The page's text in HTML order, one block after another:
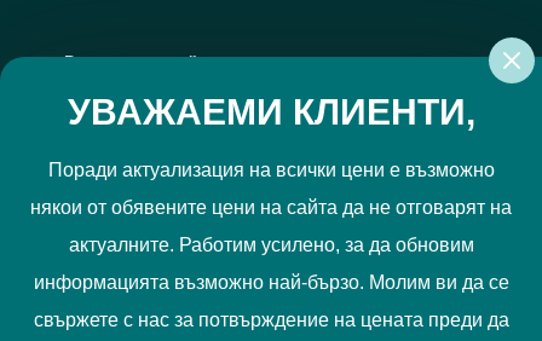
УВАЖАЕМИ КЛИЕНТИ,
Поради актуализация на всички цени е възможно
някои от обявените цени на сайта да не отговарят на
актуалните. Работим усилено, за да обновим
информацията възможно най-бързо. Молим ви да се
свържете с нас за потвърждение на цената преди да
Регистрирай се за нашите атрактивни
Прочетох и приемам Политиката за поверителност
РЕГИСТРИРАЙ МЕ